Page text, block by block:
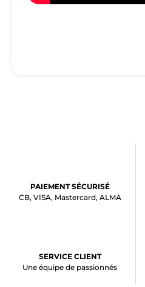
PAIEMENT SÉCURISÉ
CB, VISA, Mastercard, ALMA
SERVICE CLIENT
Une équipe de passionnés